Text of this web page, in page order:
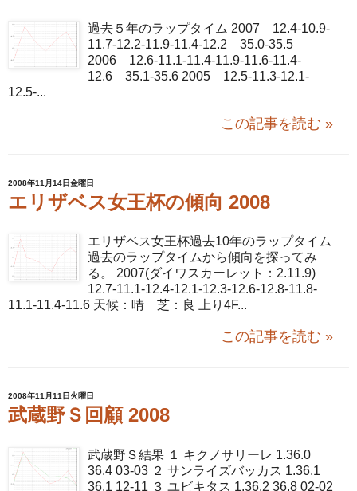
過去５年のラップタイム 2007 12.4-10.9-
11.7-12.2-11.9-11.4-12.2 35.0-35.5
2006 12.6-11.1-11.4-11.9-11.6-11.4-
12.6 35.1-35.6 2005 12.5-11.3-12.1-
12.5-...
この記事を読む »
2008年11月14日金曜日
エリザベス女王杯の傾向 2008
エリザベス女王杯過去10年のラップタイム
過去のラップタイムから傾向を探ってみ
る。 2007(ダイワスカーレット：2.11.9)
12.7-11.1-12.4-12.1-12.3-12.6-12.8-11.8-
11.1-11.4-11.6 天候：晴 芝：良 上り4F...
この記事を読む »
2008年11月11日火曜日
武蔵野Ｓ回顧 2008
武蔵野Ｓ結果 １ キクノサリーレ 1.36.0
36.4 03-03 ２ サンライズバッカス 1.36.1
36.1 12-11 ３ ユビキタス 1.36.2 36.8 02-02